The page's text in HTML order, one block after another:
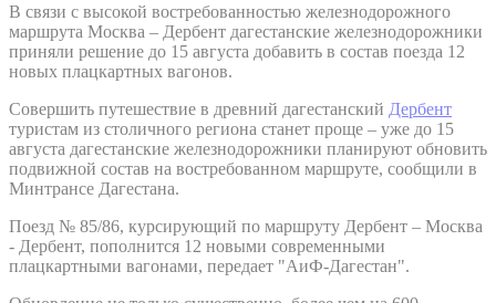
В связи с высокой востребованностью железнодорожного
маршрута Москва – Дербент дагестанские железнодорожники
приняли решение до 15 августа добавить в состав поезда 12
новых плацкартных вагонов.
Совершить путешествие в древний дагестанский Дербент
туристам из столичного региона станет проще – уже до 15
августа дагестанские железнодорожники планируют обновить
подвижной состав на востребованном маршруте, сообщили в
Минтрансе Дагестана.
Поезд № 85/86, курсирующий по маршруту Дербент – Москва
- Дербент, пополнится 12 новыми современными
плацкартными вагонами, передает "АиФ-Дагестан".